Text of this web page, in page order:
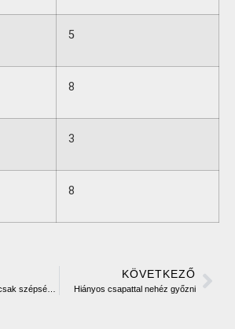
5
8
3
8
KÖVETKEZŐ
Hiányos csapattal nehéz győzni